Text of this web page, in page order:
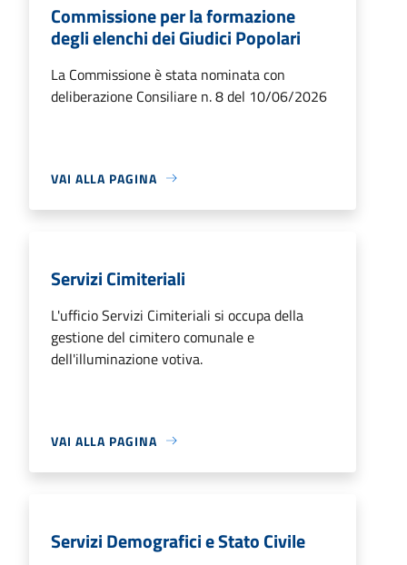
Commissione per la formazione
degli elenchi dei Giudici Popolari
La Commissione è stata nominata con
deliberazione Consiliare n. 8 del 10/06/2026
VAI ALLA PAGINA
Servizi Cimiteriali
L'ufficio Servizi Cimiteriali si occupa della
gestione del cimitero comunale e
dell'illuminazione votiva.
VAI ALLA PAGINA
Servizi Demografici e Stato Civile